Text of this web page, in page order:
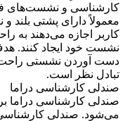
کارشناسی و نشست‌های
معمولاً دارای پشتی بلند
کاربر اجازه می‌دهند به
نشست خود ایجاد کنند.
دست آوردن نشستی راحت
تبادل نظر است.
صندلی کارشناسی دراما
صندلی کارشناسی دراما